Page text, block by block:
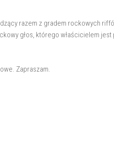
razem z gradem rockowych
głos, którego właścicielem
Zapraszam.